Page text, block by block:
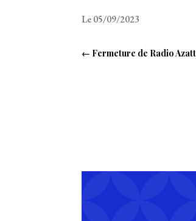
Le 05/09/2023
← Fermeture de Radio